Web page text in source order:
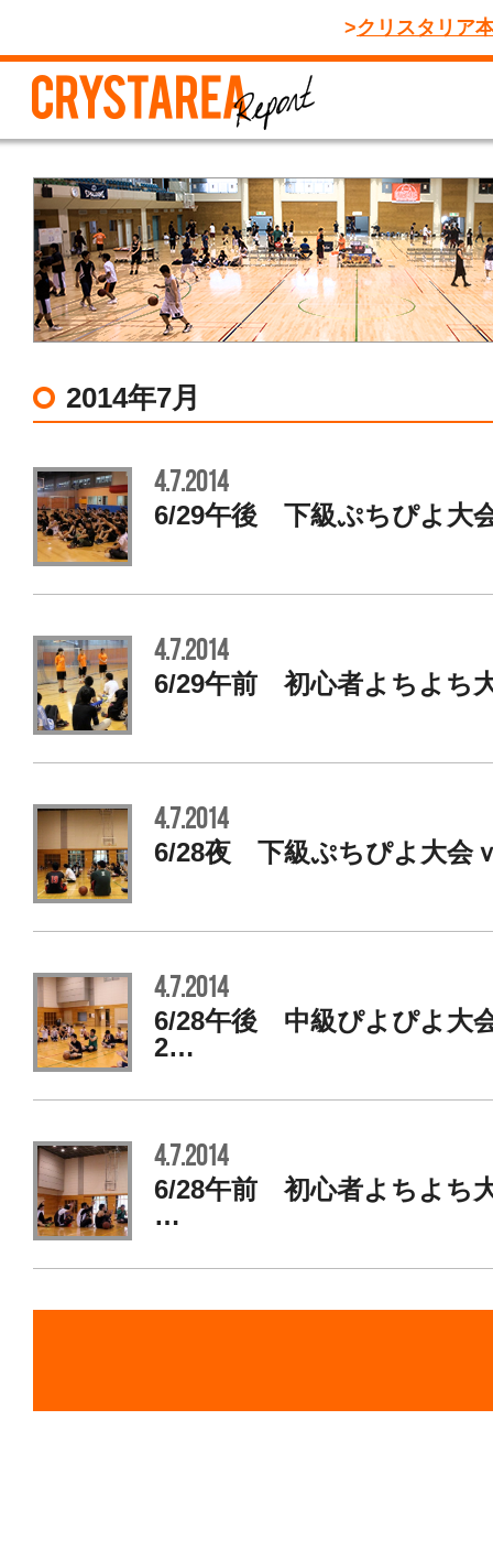
クリスタリア
2014年7月
4.7.2014
6/29午後 下級ぷちぴよ大
4.7.2014
6/29午前 初心者よちよち
4.7.2014
6/28夜 下級ぷちぴよ大会
4.7.2014
6/28午後 中級ぴよぴよ大
2…
4.7.2014
6/28午前 初心者よちよち
…